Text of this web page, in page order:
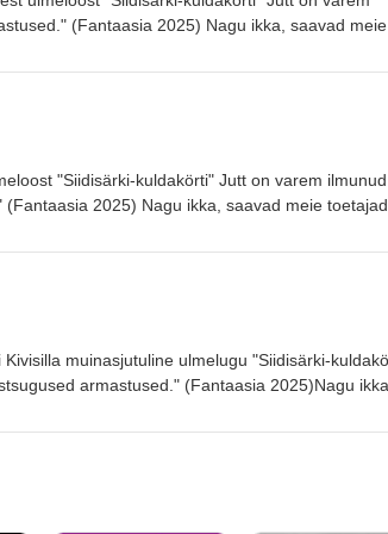
(Fantaasia 2025) Nagu ikka, saavad meie
"Siidisärki-kuldakörti" Jutt on varem ilmunud
2025) Nagu ikka, saavad meie toetajad
muinasjutuline ulmelugu "Siidisärki-
armastused." (Fantaasia 2025)Nagu ikka,
kuulamist!